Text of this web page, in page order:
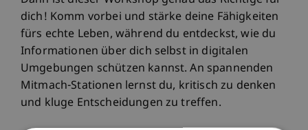
dich! Komm vorbei und stärke deine Fähigkeiten
fürs echte Leben, während du entdeckst, wie du
Informationen über dich selbst in digitalen
Umgebungen schützen kannst. An spannenden
Mitmach-Stationen lernst du, kritisch zu denken
und kluge Entscheidungen zu treffen.